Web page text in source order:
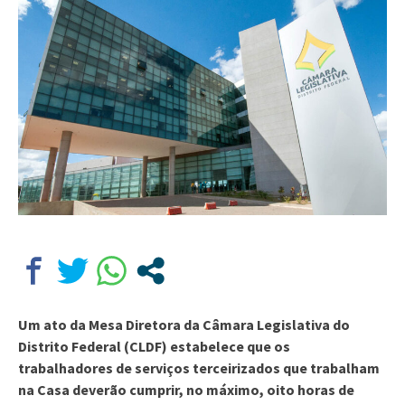
Um ato da Mesa Diretora da Câmara Legislativa do
Distrito Federal (CLDF) estabelece que os
trabalhadores de serviços terceirizados que trabalham
na Casa deverão cumprir, no máximo, oito horas de